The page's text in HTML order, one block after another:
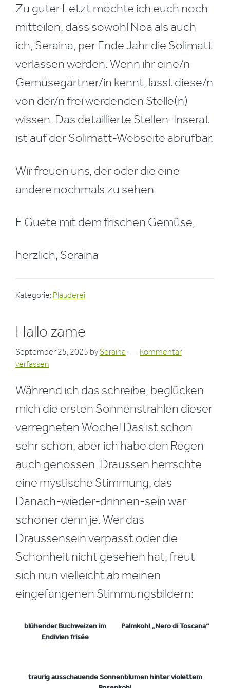
Zu guter Letzt möchte ich euch noch
mitteilen, dass sowohl Noa als auch
ich, Seraina, per Ende Jahr die Solimatt
verlassen werden. Wenn ihr eine/n
Gemüsegärtner/in kennt, lasst diese/n
von der/n frei werdenden Stelle(n)
wissen. Das detaillierte Stellen-Inserat
ist auf der Solimatt-Webseite abrufbar.
Wir freuen uns, der oder die eine
andere nochmals zu sehen.
E Guete mit dem frischen Gemüse,
herzlich, Seraina
Kategorie: Plauderei
Hallo zäme
September 25, 2025 by Seraina
Kommentar
verfassen
Während ich das schreibe, beglücken
mich die ersten Sonnenstrahlen dieser
verregneten Woche! Das ist schon
sehr schön, aber ich habe den Regen
auch genossen. Draussen herrschte
eine mystische Stimmung, das
Danach-wieder-drinnen-sein war
schöner denn je. Wer das
Draussensein verpasst oder die
Schönheit nicht gesehen hat, freut
sich nun vielleicht ab meinen
eingefangenen Stimmungsbildern:
blühender Buchweizen im
Endivien frisée
Palmkohl „Nero di Toscana“
traurig ausschauende Sonnenblumen hinter violettem